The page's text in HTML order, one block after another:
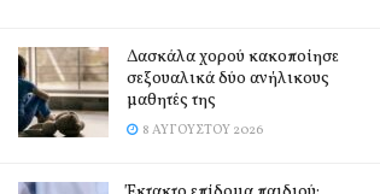
Δασκάλα χορού κακοποίησε
σεξουαλικά δύο ανήλικους
μαθητές της
8 ΑΥΓΟΎΣΤΟΥ 2026